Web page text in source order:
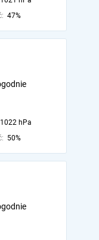
47%
1022 hPa
50%